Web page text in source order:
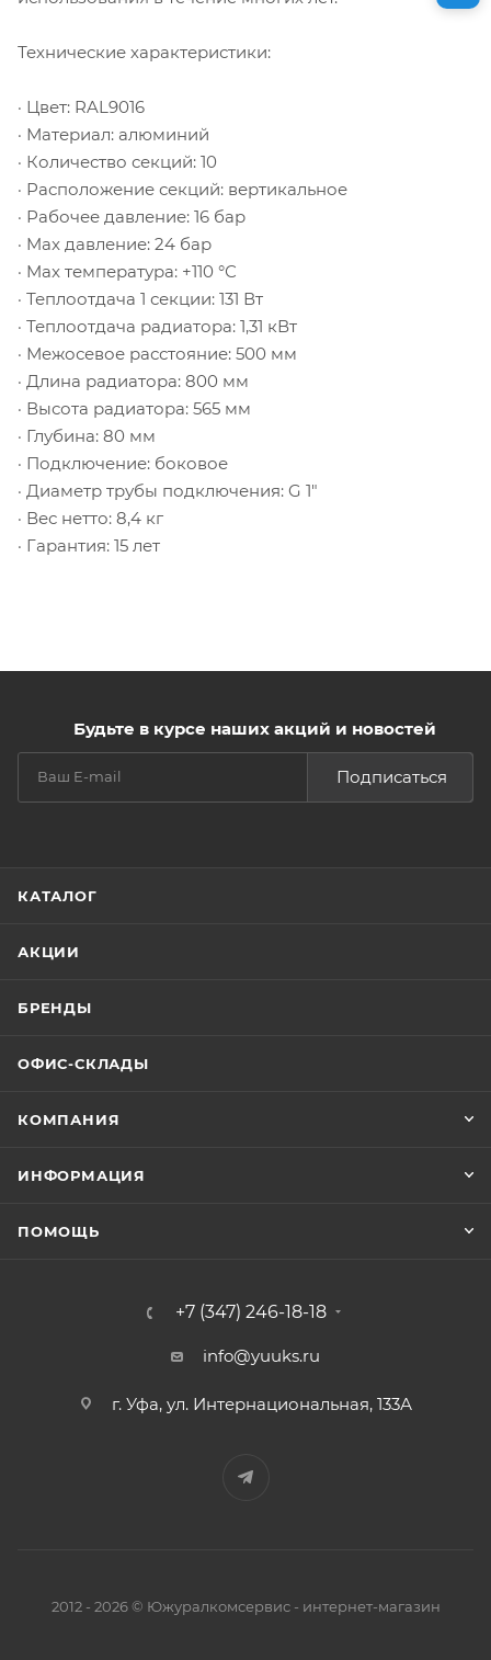
Технические характеристики:
· Цвет: RAL9016
· Материал: алюминий
· Количество секций: 10
· Расположение секций: вертикальное
· Рабочее давление: 16 бар
· Max давление: 24 бар
· Max температура: +110 °С
· Теплоотдача 1 секции: 131 Вт
· Теплоотдача радиатора: 1,31 кВт
· Межосевое расстояние: 500 мм
· Длина радиатора: 800 мм
· Высота радиатора: 565 мм
· Глубина: 80 мм
· Подключение: боковое
· Диаметр трубы подключения: G 1"
· Вес нетто: 8,4 кг
· Гарантия: 15 лет
Будьте в курсе наших акций и новостей
Подписаться
КАТАЛОГ
АКЦИИ
БРЕНДЫ
ОФИС-СКЛАДЫ
КОМПАНИЯ
ИНФОРМАЦИЯ
ПОМОЩЬ
+7 (347) 246-18-18
info@yuuks.ru
г. Уфа, ул. Интернациональная, 133А
2012 - 2026 © Южуралкомсервис - интернет-магазин